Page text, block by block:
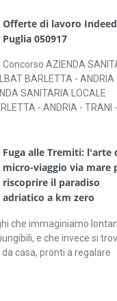
Offerte di lavoro Indeed
Puglia 050917
Concorso AZIENDA
BARLETTA - ANDRIA
SANITARIA LOCALE
- ANDRIA - TRANI -
Fuga alle Tremiti: l'arte
micro-viaggio via mare
riscoprire il paradiso
adriatico a km zero
che immaginiamo
e che invece si
casa, pronti a regalare